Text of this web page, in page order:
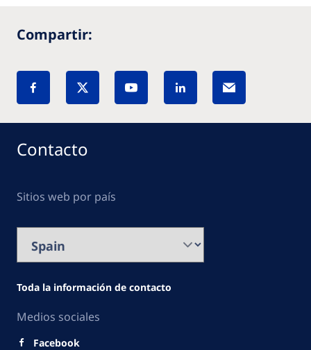
Compartir:
Contacto
Sitios web por país
Toda la información de contacto
Medios sociales
Facebook